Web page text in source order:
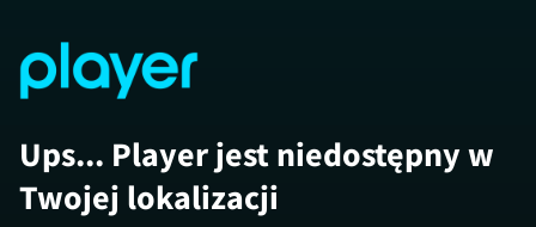
Ups... Player jest niedostępny w
Twojej lokalizacji